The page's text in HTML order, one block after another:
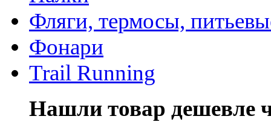
Фляги, термосы,
Фонари
Trail Running
Нашли товар дешевле